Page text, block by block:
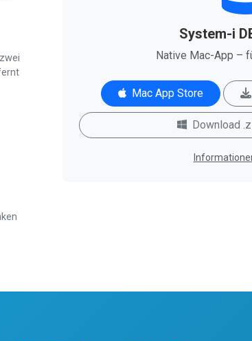
System-i
Native Mac-App –
Mac App Store
Download